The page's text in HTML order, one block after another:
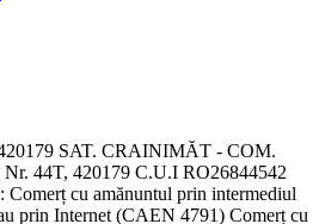
SAT. CRAINIMĂT - COM.
44T, 420179 C.U.I RO26844542
Comerț cu amănuntul prin intermediul
prin Internet (CAEN 4791) Comerț cu